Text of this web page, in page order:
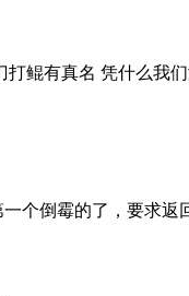
鲲有真名 凭什么我
个倒霉的了，要求